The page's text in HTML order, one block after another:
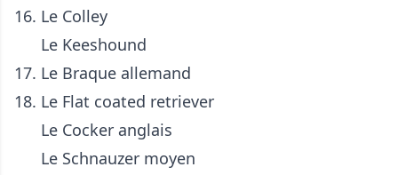
16. Le Colley
Le Keeshound
17. Le Braque allemand
18. Le Flat coated retriever
Le Cocker anglais
Le Schnauzer moyen